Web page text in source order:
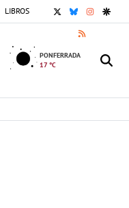
LIBROS X BLUESKY
RSS
PONFERRADA
17 °C